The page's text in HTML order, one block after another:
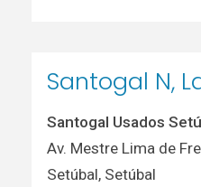
Santogal N,
Santogal Usados
Av. Mestre Lima de
Setúbal, Setúbal